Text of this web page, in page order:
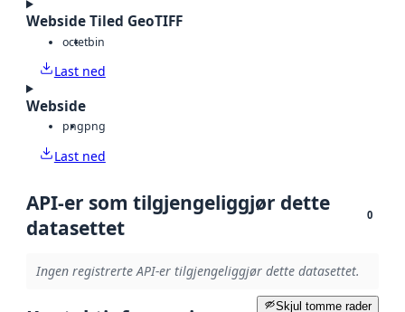
Webside Tiled GeoTIFF
octetbin
Last ned
Webside
pngpng
Last ned
API-er som tilgjengeliggjør dette
datasettet
0
Ingen registrerte API-er tilgjengeliggjør dette datasettet.
Skjul tomme rader